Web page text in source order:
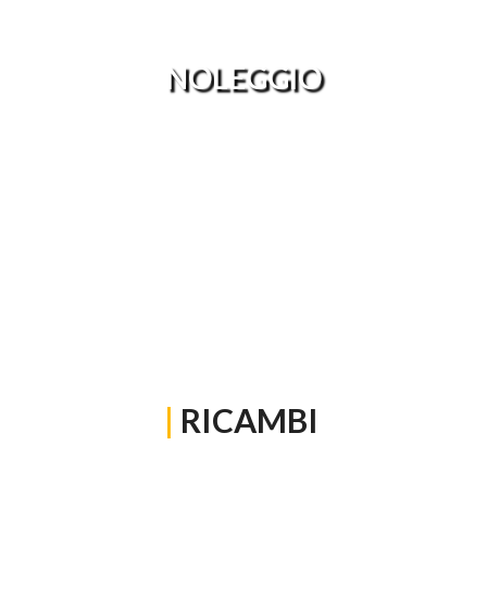
NOLEGGIO
| RICAMBI